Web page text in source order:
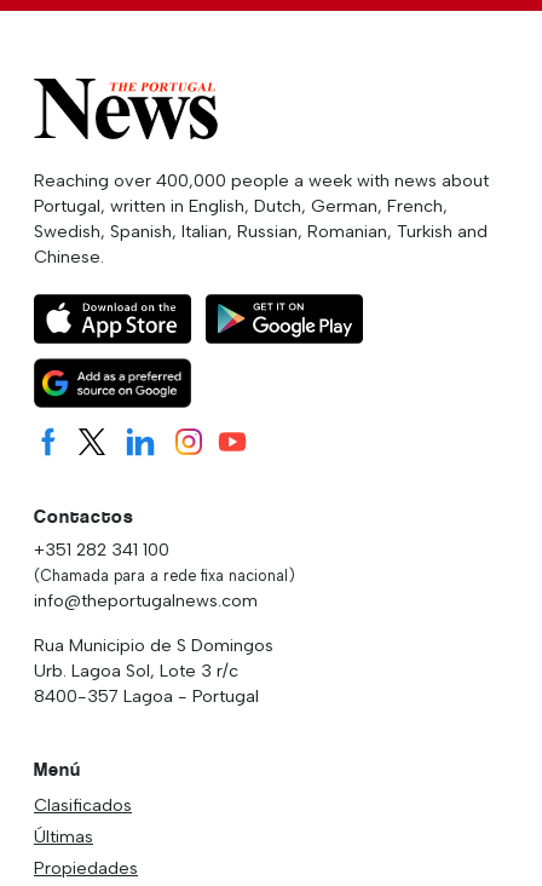
Reaching over 400,000 people a week with news about
Portugal, written in English, Dutch, German, French,
Swedish, Spanish, Italian, Russian, Romanian, Turkish and
Chinese.
Contactos
+351 282 341 100
(Chamada para a rede fixa nacional)
info@theportugalnews.com
Rua Municipio de S Domingos
Urb. Lagoa Sol, Lote 3 r/c
8400-357 Lagoa - Portugal
Menú
Clasificados
Últimas
Propiedades